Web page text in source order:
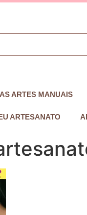
ARTES MANUAIS
ARTESANATO